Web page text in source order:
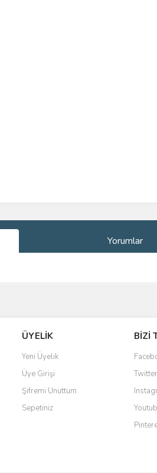
Yorumlar
ÜYELİK
Yeni Üyelik
Üye Girişi
Şifremi Unuttum
Sepetiniz
BİZİ
Twitter